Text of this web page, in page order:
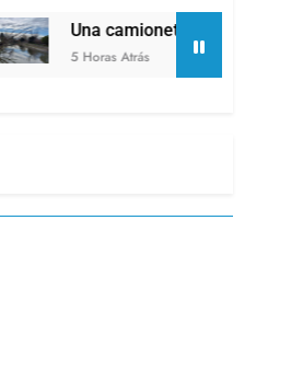
Una camioneta de mudanzas casi
5 Horas Atrás